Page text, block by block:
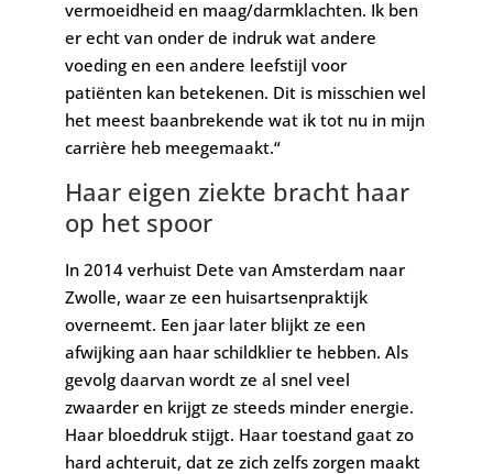
vermoeidheid en maag/darmklachten. Ik ben
er echt van onder de indruk wat andere
voeding en een andere leefstijl voor
patiënten kan betekenen. Dit is misschien wel
het meest baanbrekende wat ik tot nu in mijn
carrière heb meegemaakt.“
Haar eigen ziekte bracht haar
op het spoor
In 2014 verhuist Dete van Amsterdam naar
Zwolle, waar ze een huisartsenpraktijk
overneemt. Een jaar later blijkt ze een
afwijking aan haar schildklier te hebben. Als
gevolg daarvan wordt ze al snel veel
zwaarder en krijgt ze steeds minder energie.
Haar bloeddruk stijgt. Haar toestand gaat zo
hard achteruit, dat ze zich zelfs zorgen maakt